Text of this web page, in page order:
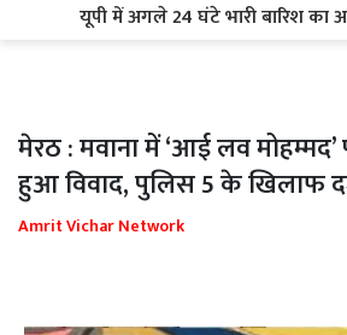
यूपी में अगले 24 घंटे भारी बारिश का
मेरठ : मवाना में ‘आई लव
हुआ विवाद, पुलिस 5 के खिलाफ
Amrit Vichar Network